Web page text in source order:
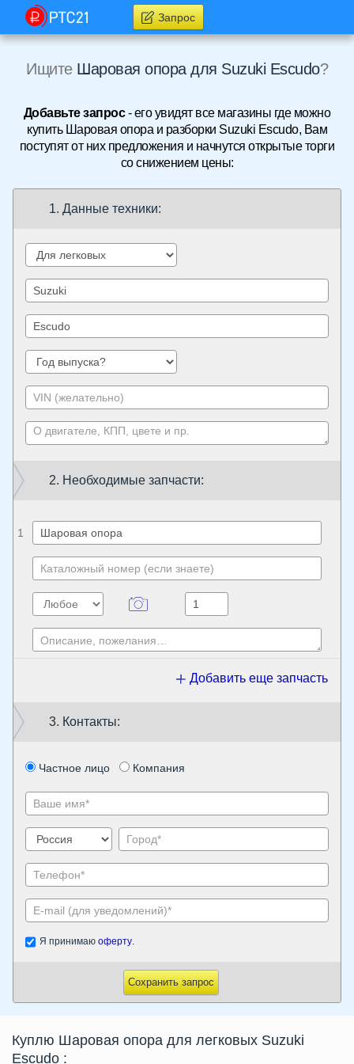
Запрос
Ищите Шаровая опора для Suzuki Escudo?
Добавьте запрос- его увидят все магазины где можно
купить Шаровая опора и разборки Suzuki Escudo, Вам
поступят от них предложения и начнутся открытые торги
со снижением цены:
1. Данные техники:
2. Необходимые запчасти:
1
Добавить еще запчасть
3. Контакты:
Частное лицо Компания
Я принимаю оферту.
Сохранить запрос
Куплю Шаровая опора для легковых Suzuki
Escudo :